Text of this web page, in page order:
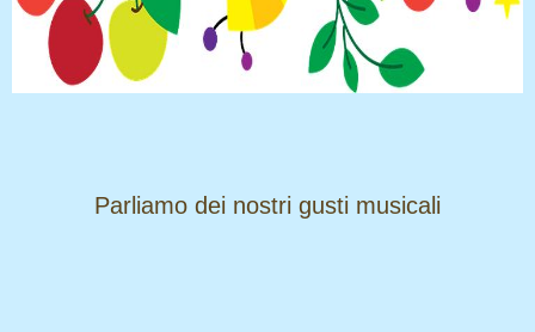
​​​​​​​Parliamo dei nostri gusti musicali